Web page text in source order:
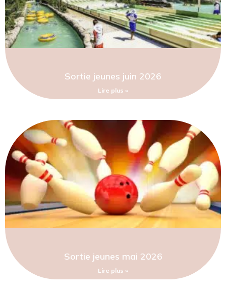
Sortie jeunes juin 2026
Lire plus »
Sortie jeunes mai 2026
Lire plus »